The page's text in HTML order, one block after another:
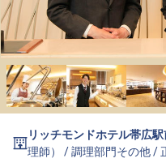
よくある質問
ホテル・宿泊業界情報
無料 転職サポ
リッチモンドホテル帯広駅
理師）
/調理部門その他/